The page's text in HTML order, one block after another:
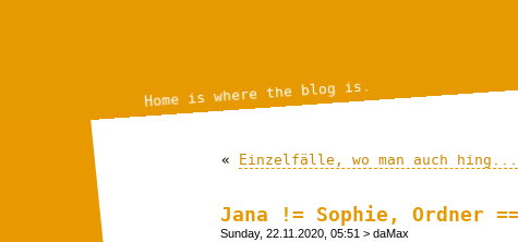
Home is where the blog is.
« Einzelfälle, wo man auch hing...
Jana != Sophie, Ordner
Sunday, 22.11.2020, 05:51 > daMax